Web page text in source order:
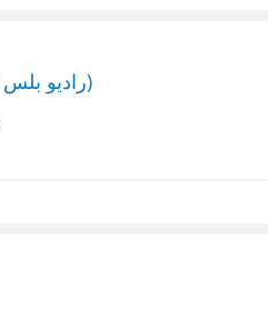
Radio Plus Casablanca (راديو بلس الدار البيضاء)